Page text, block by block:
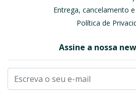
Entrega, cancelamento
Política de
Assine a nossa